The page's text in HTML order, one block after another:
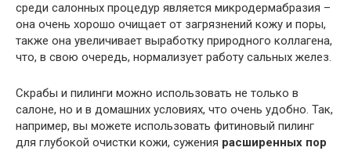
среди салонных процедур является микродермабразия –
она очень хорошо очищает от загрязнений кожу и поры,
также она увеличивает выработку природного коллагена,
что, в свою очередь, нормализует работу сальных желез.
Скрабы и пилинги можно использовать не только в
салоне, но и в домашних условиях, что очень удобно. Так,
например, вы можете использовать фитиновый пилинг
для глубокой очистки кожи, сужения расширенных пор